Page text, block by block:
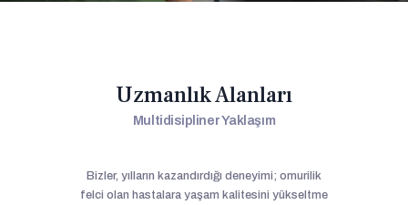
Uzmanlık Alanları
Multidisipliner Yaklaşım
Bizler, yılların kazandırdığı deneyimi; omurilik
felci olan hastalara yaşam kalitesini yükseltme